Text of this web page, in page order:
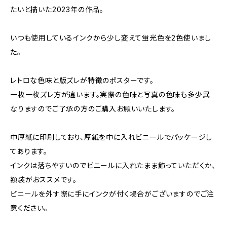
たいと描いた2023年の作品。
いつも使用しているインクから少し変えて蛍光色を2色使いまし
た。
レトロな色味と版ズレが特徴のポスターです。
一枚一枚ズレ方が違います。実際の色味と写真の色味も多少異
なりますのでご了承の方のご購入お願いいたします。
中厚紙に印刷しており、厚紙を中に入れビニールでパッケージし
てあります。
インクは落ちやすいのでビニールに入れたまま飾っていただくか、
額装がおススメです。
ビニールを外す際に手にインクが付く場合がございますのでご注
意ください。